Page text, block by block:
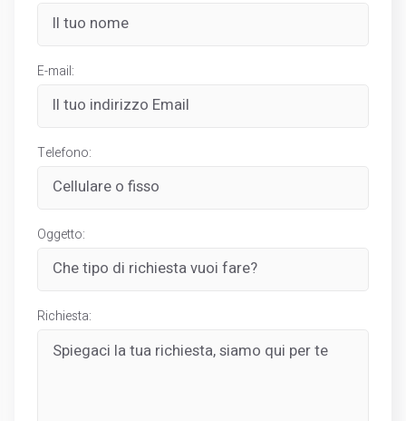
E-mail:
Telefono:
Oggetto:
Richiesta: